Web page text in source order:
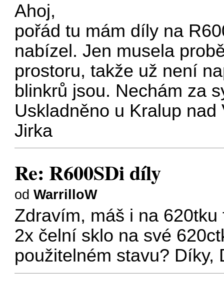
Ahoj,
pořád tu mám díly na
nabízel. Jen musela
prostoru, takže už není
blinkrů jsou. Nechám za
Uskladněno u Kralup
Jirka
Re: R600SDi díly
odWarrilloW
Zdravím, máš i na
2x čelní sklo na své
použitelném stavu? Díky,